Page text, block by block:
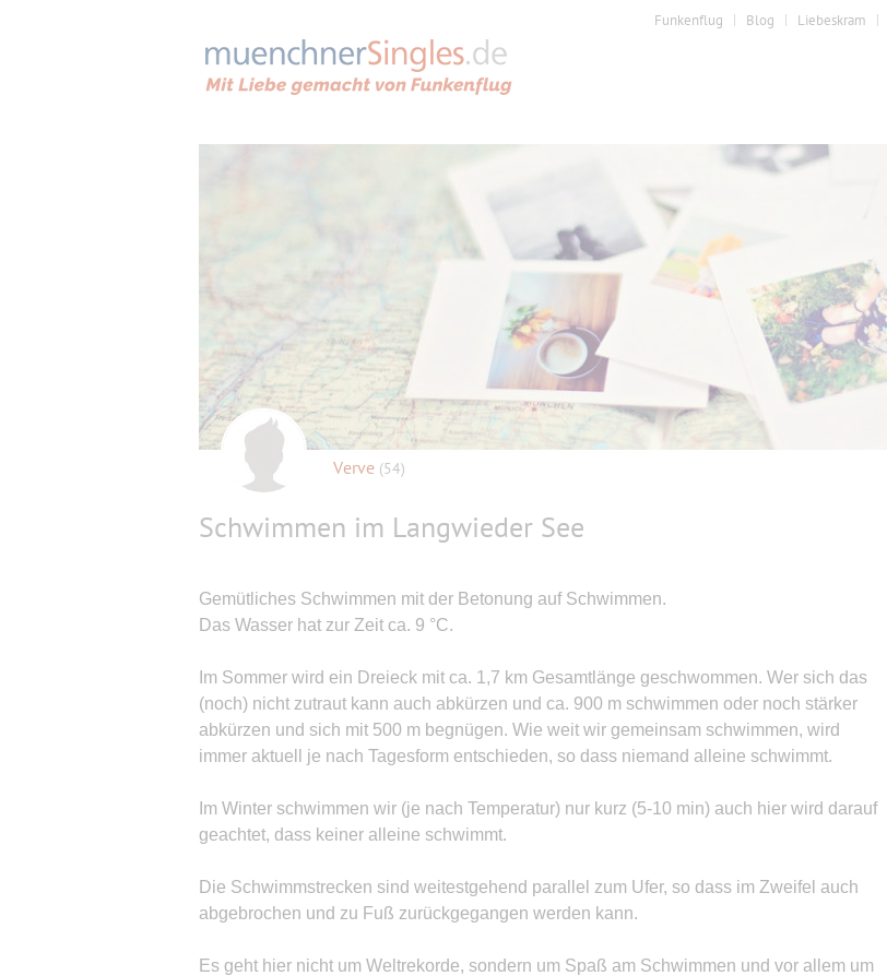
Funkenflug Blog Liebeskram
Verve (54)
Schwimmen im Langwieder See
Gemütliches Schwimmen mit der Betonung auf Schwimmen.
Das Wasser hat zur Zeit ca. 9 °C.
Im Sommer wird ein Dreieck mit ca. 1,7 km Gesamtlänge geschwommen. Wer sich das
(noch) nicht zutraut kann auch abkürzen und ca. 900 m schwimmen oder noch stärker
abkürzen und sich mit 500 m begnügen. Wie weit wir gemeinsam schwimmen, wird
immer aktuell je nach Tagesform entschieden, so dass niemand alleine schwimmt.
Im Winter schwimmen wir (je nach Temperatur) nur kurz (5-10 min) auch hier wird darauf
geachtet, dass keiner alleine schwimmt.
Die Schwimmstrecken sind weitestgehend parallel zum Ufer, so dass im Zweifel auch
abgebrochen und zu Fuß zurückgegangen werden kann.
Es geht hier nicht um Weltrekorde, sondern um Spaß am Schwimmen und vor allem um